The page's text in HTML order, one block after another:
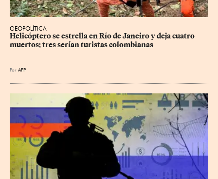
GEOPOLÍTICA
Helicóptero se estrella en Río de Janeiro y deja cuatro
muertos; tres serían turistas colombianas
Por AFP